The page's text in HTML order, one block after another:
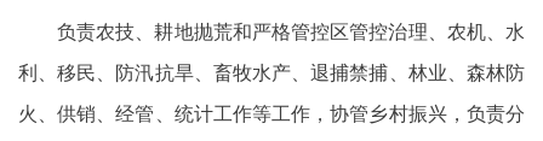
负责农技、耕地抛荒和严格管控区管控治理、农机、水
利、移民、防汛抗旱、畜牧水产、退捕禁捕、林业、森林防
火、供销、经管、统计工作等工作，协管乡村振兴，负责分